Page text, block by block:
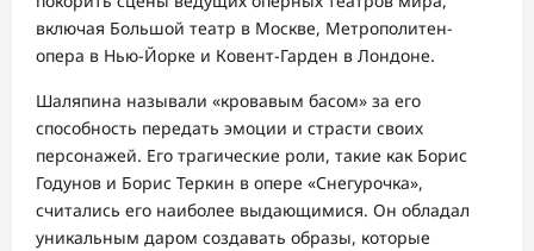
включая Большой театр в Москве, Метрополитен-
опера в Нью-Йорке и Ковент-Гарден в Лондоне.
Шаляпина называли «кровавым басом» за его
способность передать эмоции и страсти своих
персонажей. Его трагические роли, такие как Борис
Годунов и Борис Теркин в опере «Снегурочка»,
считались его наиболее выдающимися. Он обладал
уникальным даром создавать образы, которые